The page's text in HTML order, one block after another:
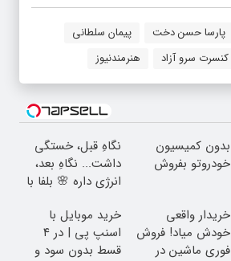
پارسا حسن دخت
پیمان سلطانی
کنسرت سرو آزاد هنرمندنیوز
بدون کمیسیون
خودروتو بفروش
نگاهِ قبل، خستگی
داشت... نگاهِ بعد،
انرژی داره 🌸 بلفا با
خریدار واقعی
خودش میاد! فروش
فوری ماشین در
خرید موبایل با
اسنپ پی | در ۴
قسط بدون سود و